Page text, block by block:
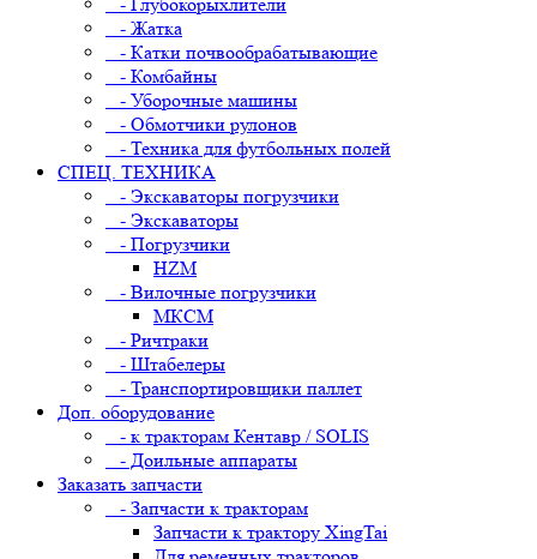
- Жатка
- Катки почвообрабатывающие
- Комбайны
- Уборочные машины
- Обмотчики рулонов
- Техника для футбольных полей
СПЕЦ. ТЕХНИКА
- Экскаваторы погрузчики
- Экскаваторы
- Погрузчики
HZM
- Вилочные погрузчики
МКСМ
- Ричтраки
- Штабелеры
- Транспортировщики паллет
Доп. оборудование
- к тракторам Кентавр / SOLIS
- Доильные аппараты
Заказать запчасти
- Запчасти к тракторам
Запчасти к трактору XingTai